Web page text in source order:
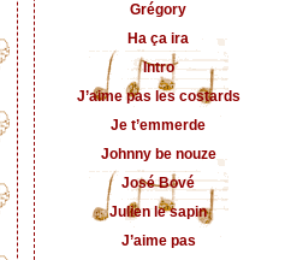
Grégory
Ha ça ira
Intro
J’aime pas les costards
Je t’emmerde
Johnny be nouze
José Bové
Julien le sapin
J’aime pas